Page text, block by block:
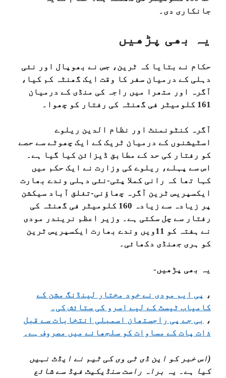
جانکاری دی۔
یہ بھی پڑھیں
حکام نے بتایا کہ ٹرین، جس نے بھوپال اور نئی
دہلی کے درمیان سفر کا وقت ایک گھنٹہ کم کیا،
آگرہ اور متھرا میں راجہ کی منڈی کے درمیان
161 کلومیٹر فی گھنٹہ کی رفتار کو چھوا۔
آگرہ کنٹونمنٹ اور نظام الدین ریلوے
اسٹیشنوں کے درمیان ٹریک کے ایک چھوٹے سے حصے
کو رفتار کی حد کے مطابق ڈیزائن کیا گیا ہے۔
اس سے پہلے، ریلوے کی وزارت نے ایک حکم میں
کہا تھا کہ رانی کملا پتی-نئی دہلی وندے بھارت
ایکسپریس ٹرین آگرہ چھاؤنی-تغلق آباد سیکشن
پر زیادہ سے زیادہ 160 کلومیٹر فی گھنٹہ کی
رفتار سے چل سکتی ہے۔ وزیر اعظم نریندر مودی
نے ہفتہ کو 11ویں وندے بھارت ایکسپریس ٹرین
کو ہری جھنڈی دکھائی۔
یہ بھی پڑھیں-
، پی ایم مودی نے خود مختار لینڈنگ مشن کے
کامیاب ٹیسٹ کے لیے اسرو کی ستائش کی۔
، بی جے پی راجستھان اسمبلی انتخابات سے قبل
ذات پات کے مساوات کو سلجھانے میں مصروف ہے۔
(اس خبر کو این ڈی ٹی وی کی ٹیم نے ایڈٹ نہیں
کیا ہے۔ یہ براہ راست سنڈیکیٹ فیڈ سے شائع